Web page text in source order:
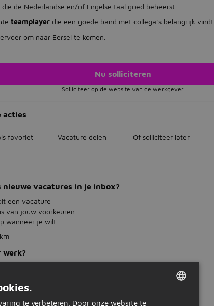
die de Nederlandse en/of Engelse taal goed beheerst.
teamplayer die een goede band met collega’s belangrijk vindt.
om naar Eersel te komen.
Nu solliciteren
Solliciteer op de website van de werkgever
acties
favoriet Vacature delen Of solliciteer later
nieuwe vacatures in je inbox?
een vacature
van jouw voorkeuren
wanneer je wilt
werk?
te verbeteren. Door onze website te